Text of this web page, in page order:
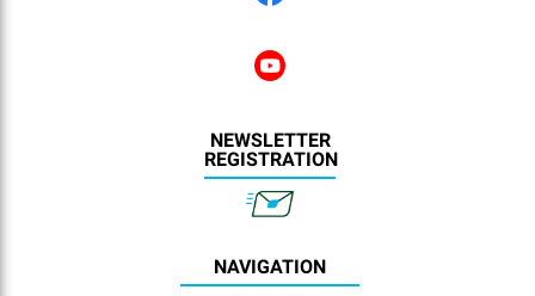
NEWSLETTER
REGISTRATION
NAVIGATION